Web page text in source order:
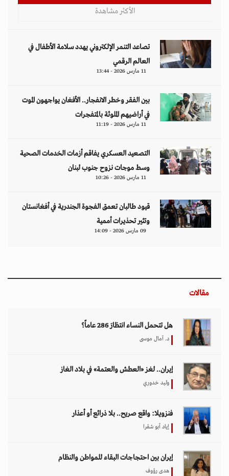
الأكثر مشاهدة
تصاعد التنمر الإلكتروني يهدد سلامة الأطفال في
العالم الرقمي
11 مارس 2026 - 13:44
بين الفقر وخطر الانفجار.. الأفغان يواجهون الموت
في أراضيهم الملوثة بالمتفجرات
11 مارس 2026 - 11:19
التصعيد العسكري يفاقم أزمات الخدمات الصحية
وسط موجات نزوح جنوب لبنان
11 مارس 2026 - 10:26
قيود طالبان تعمق الفجوة الجندرية في أفغانستان
وتثير تحذيرات أممية
09 مارس 2026 - 14:09
مقالات
هل تتحمل النساء انتظارَ 286 عاماً؟
د. آمال موسى
إيران.. لغز «العطش والعتمة» في بلاد الغاز
وليد خدوري
فنزويلا: واقع صريح.. بلا ذرائع أو أعذار
إياد أبو شقرا
إيران بين احتجاجات البقاء للمواطن والنظام
هدى رؤوف